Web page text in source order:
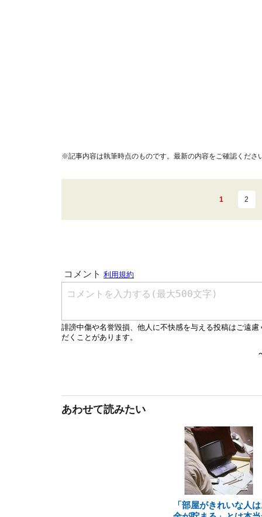
※記事内容は執筆時点のものです。最新の内容をご確認くださ
1 2
あわせて読みたい
「部屋がきれいな人